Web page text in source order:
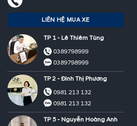
LIÊN HỆ MUA XE
TP 1 - Lê Thiêm Tùng
0389798999
0389798999
TP 2 - Đinh Thị Phương
0981 213 132
0981 213 132
TP 5 - Nguyễn Hoàng Anh